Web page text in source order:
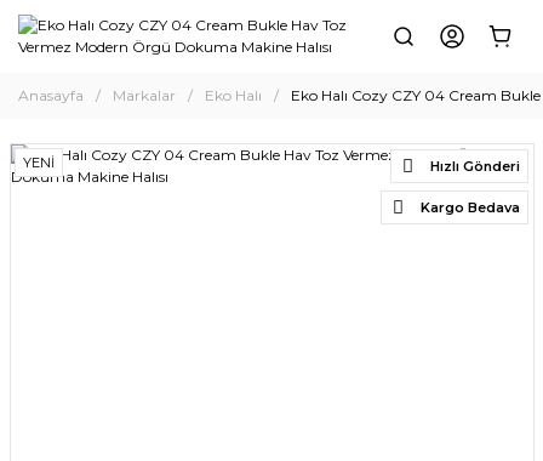
Anasayfa Markalar Eko Halı Eko Halı Cozy CZY 04 Cream
Hızlı Gönderi
Kargo Bedava
YENİ